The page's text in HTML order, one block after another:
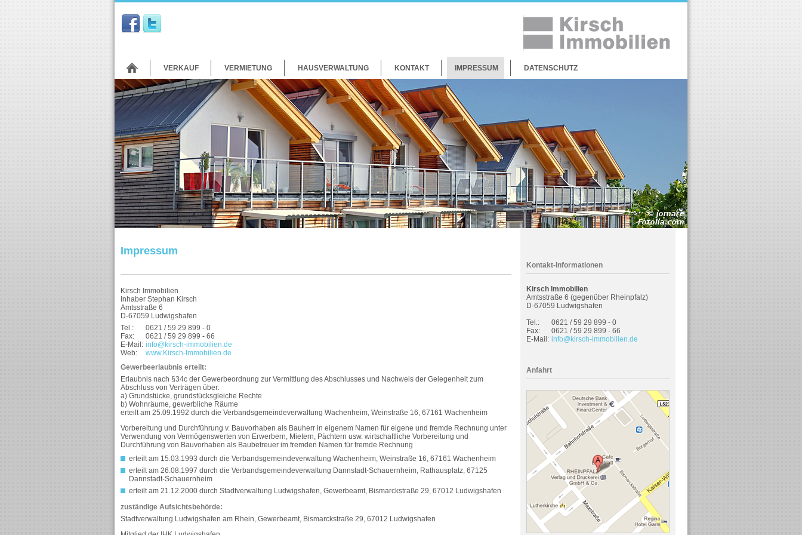
VERKAUF VERMIETUNG HAUSVERWALTUNG KONTAKT IMPRESSUM DATENSCHUTZ
Impressum
Kirsch Immobilien
Inhaber Stephan Kirsch
Amtsstraße 6
D-67059 Ludwigshafen
Tel.:
0621 / 59 29 899 - 0
Fax:
0621 / 59 29 899 - 66
E-Mail: info@kirsch-immobilien.de
Web:
www.Kirsch-Immobilien.de
Gewerbeerlaubnis erteilt:
Erlaubnis nach §34c der Gewerbeordnung zur Vermittlung des Abschlusses und Nachweis der Gelegenheit zum
Abschluss von Verträgen über:
a) Grundstücke, grundstücksgleiche Rechte
b) Wohnräume, gewerbliche Räume
erteilt am 25.09.1992 durch die Verbandsgemeindeverwaltung Wachenheim, Weinstraße 16, 67161 Wachenheim
Vorbereitung und Durchführung v. Bauvorhaben als Bauherr in eigenem Namen für eigene und fremde Rechnung unter
Verwendung von Vermögenswerten von Erwerbern, Mietern, Pächtern usw. wirtschaftliche Vorbereitung und
Durchführung von Bauvorhaben als Baubetreuer im fremden Namen für fremde Rechnung
erteilt am 15.03.1993 durch die Verbandsgemeindeverwaltung Wachenheim, Weinstraße 16, 67161 Wachenheim
erteilt am 26.08.1997 durch die Verbandsgemeindeverwaltung Dannstadt-Schauernheim, Rathausplatz, 67125
Dannstadt-Schauernheim
erteilt am 21.12.2000 durch Stadtverwaltung Ludwigshafen, Gewerbeamt, Bismarckstraße 29, 67012 Ludwigshafen
zuständige Aufsichtsbehörde:
Stadtverwaltung Ludwigshafen am Rhein, Gewerbeamt, Bismarckstraße 29, 67012 Ludwigshafen
Kontakt-Informationen
Kirsch Immobilien
Amtsstraße 6 (gegenüber Rheinpfalz)
D-67059 Ludwigshafen
Tel.:
0621 / 59 29 899 - 0
Fax:
0621 / 59 29 899 - 66
E-Mail: info@kirsch-immobilien.de
Anfahrt